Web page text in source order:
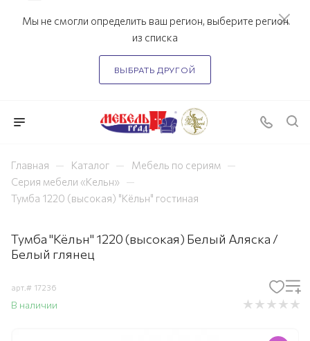
Мы не смогли определить ваш регион, выберите регион
из списка
ВЫБРАТЬ ДРУГОЙ
Главная — Каталог — Мебель по сериям —
Серия мебели «Кельн» —
Тумба 1220 (высокая) "Кёльн" гостиная
Тумба "Кёльн" 1220 (высокая) Белый Аляска /
Белый глянец
арт.# 17236
В наличии